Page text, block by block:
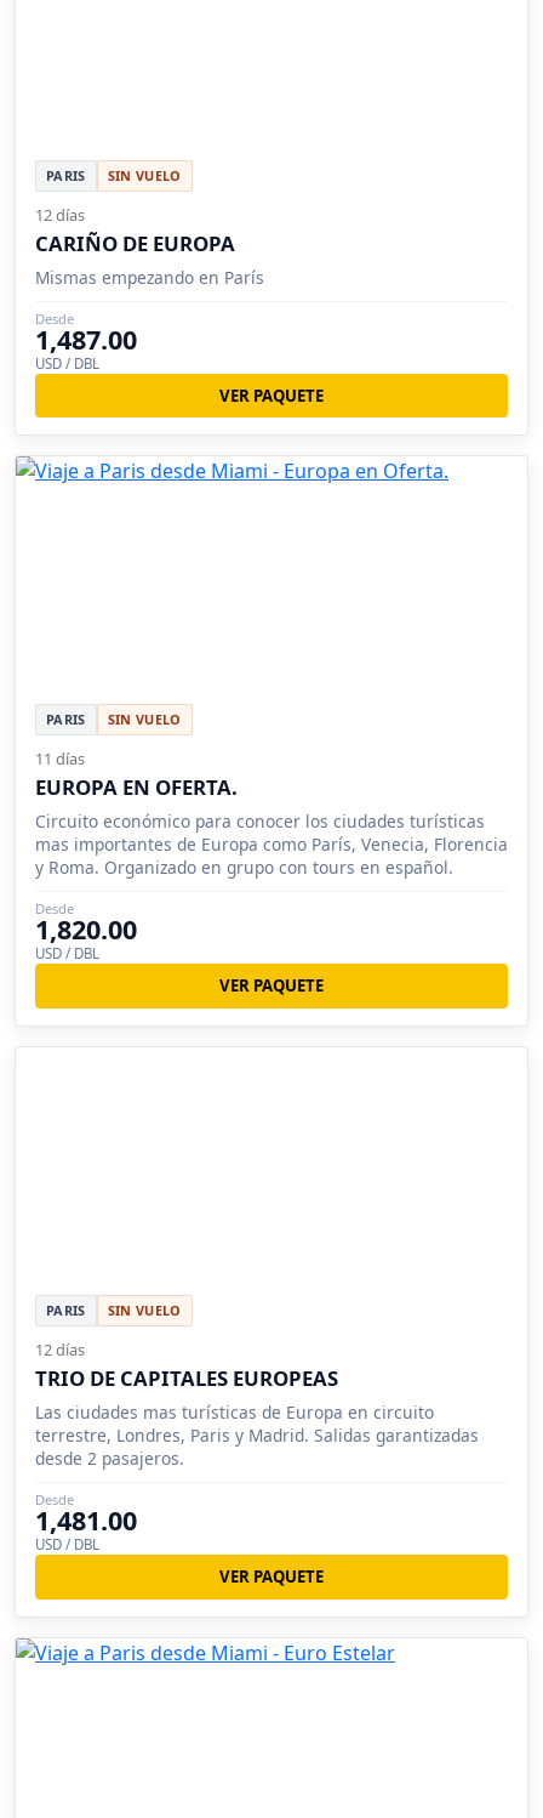
PARIS SIN VUELO
12 días
CARIÑO DE EUROPA
Mismas empezando en París
Desde
1,487.00
USD / DBL
VER PAQUETE
PARIS SIN VUELO
11 días
EUROPA EN OFERTA.
Circuito económico para conocer los ciudades turísticas
mas importantes de Europa como París, Venecia, Florencia
y Roma. Organizado en grupo con tours en español.
Desde
1,820.00
USD / DBL
VER PAQUETE
PARIS SIN VUELO
12 días
TRIO DE CAPITALES EUROPEAS
Las ciudades mas turísticas de Europa en circuito
terrestre, Londres, Paris y Madrid. Salidas garantizadas
desde 2 pasajeros.
Desde
1,481.00
USD / DBL
VER PAQUETE